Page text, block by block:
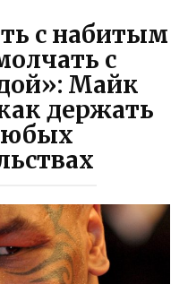
с набитым
с
Майк
держать